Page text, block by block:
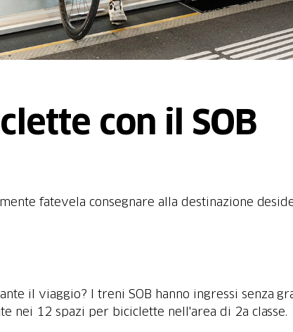
con il SOB
fatevela consegnare alla destinazione
il viaggio? I treni SOB hanno ingressi senza
nei 12 spazi per biciclette nell'area di 2a classe.